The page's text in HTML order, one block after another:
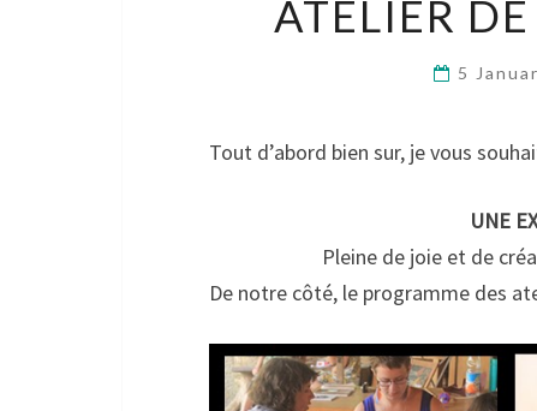
ATELIER
5
Tout d’abord bien sur, je vous
UNE
Pleine de joie et de
De notre côté, le programme des